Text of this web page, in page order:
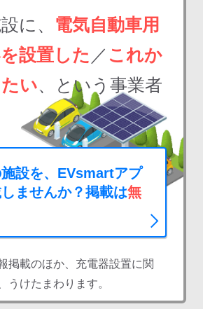
に、 電気自動車用
設置した ／ これか
い、という事業者
設を、EVsmartアプ
ませんか？掲載は無
掲載のほか、充電器設置に関
うけたまわります。